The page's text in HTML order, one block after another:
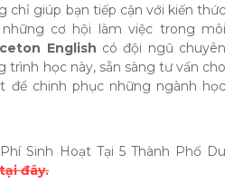
chỉ giúp bạn tiếp cận với kiến thức
cơ hội làm việc trong môi
English có đội ngũ chuyên
trình học này, sẵn sàng tư vấn cho
để chinh phục những ngành học
Sinh Hoạt Tại 5 Thành Phố Du
tại đây.